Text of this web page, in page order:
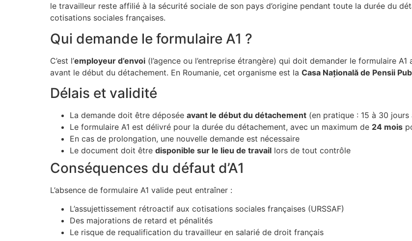
le travailleur reste affilié à la sécurité sociale de son pays d’origine pendant toute la durée du
cotisations sociales françaises.
Qui demande le formulaire A1 ?
C’est l’employeur d’envoi (l’agence ou l’entreprise étrangère) qui doit demander le formulaire
avant le début du détachement. En Roumanie, cet organisme est la Casa Națională de Pensii
Délais et validité
La demande doit être déposée avant le début du détachement (en pratique : 15 à 30 jours
Le formulaire A1 est délivré pour la durée du détachement, avec un maximum de 24 mois
En cas de prolongation, une nouvelle demande est nécessaire
Le document doit être disponible sur le lieu de travail lors de tout contrôle
Conséquences du défaut d’A1
L’absence de formulaire A1 valide peut entraîner :
L’assujettissement rétroactif aux cotisations sociales françaises (URSSAF)
Des majorations de retard et pénalités
Le risque de requalification du travailleur en salarié de droit français